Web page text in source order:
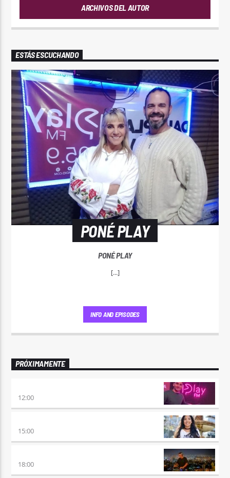
ARCHIVOS DEL AUTOR
ESTÁS ESCUCHANDO
PONÉ PLAY
PONÉ PLAY
[...]
INFO AND EPISODES
PRÓXIMAMENTE
12:00
15:00
18:00